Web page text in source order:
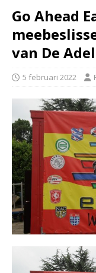
Go Ahead
van De
5 februari 2022